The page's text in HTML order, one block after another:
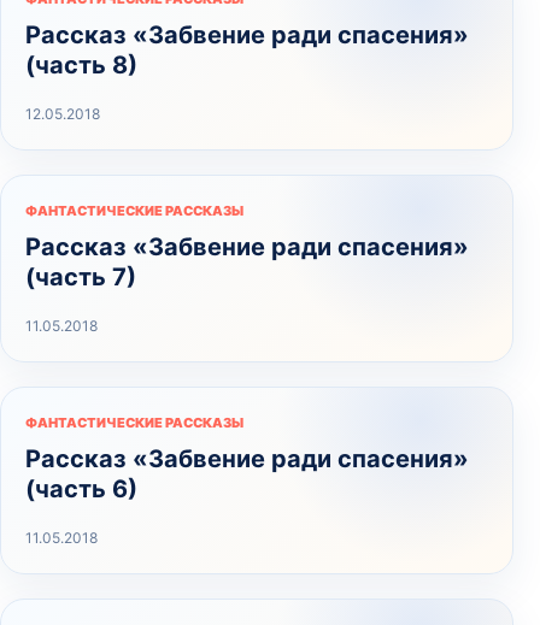
Рассказ «Забвение ради спасения»
(часть 8)
12.05.2018
ФАНТАСТИЧЕСКИЕ РАССКАЗЫ
Рассказ «Забвение ради спасения»
(часть 7)
11.05.2018
ФАНТАСТИЧЕСКИЕ РАССКАЗЫ
Рассказ «Забвение ради спасения»
(часть 6)
11.05.2018